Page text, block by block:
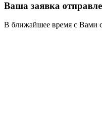
Ваша заявка
В ближайшее время с Вами